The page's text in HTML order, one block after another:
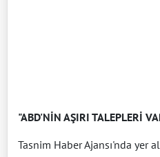
"ABD'NİN AŞIRI TALEPLERİ
Tasnim Haber Ajansı'nda yer